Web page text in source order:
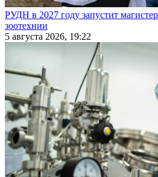
РУДН в 2027 году запустит
зоотехнии
5 августа 2026, 19:22